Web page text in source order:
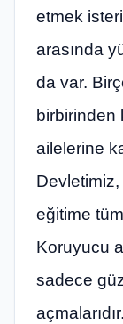
etmek
arasında
da var.
birbirinden
ailelerine
Devletimiz,
eğitime tüm
Koruyucu
sadece